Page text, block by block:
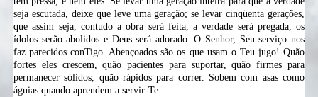
seja escutada, deixe que leve uma geração; se levar cinqüenta gerações,
que assim seja, contudo a obra será feita, a verdade será pregada, os
ídolos serão abolidos e Deus será adorado. O Senhor, Seu serviço nos
faz parecidos conTigo. Abençoados são os que usam o Teu jugo! Quão
fortes eles crescem, quão pacientes para suportar, quão firmes para
permanecer sólidos, quão rápidos para correr. Sobem com asas como
águias quando aprendem a servir-Te.